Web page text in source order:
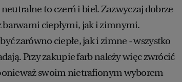
to czerń i biel. Zazwyczaj dobrze
ciepłymi, jak i zimnymi.
zarówno ciepłe, jak i zimne - wszystko
Przy zakupie farb należy więc zwrócić
swoim nietrafionym wyborem